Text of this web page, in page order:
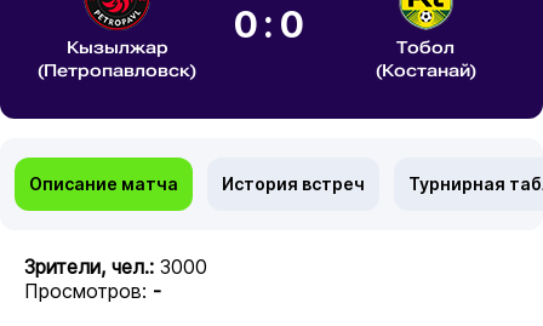
Кызылжар
(Петропавловск)
0:0
Тобол
(Костанай)
Описание матча История встреч Турнирная
Зрители, чел.: 3000
Просмотров: -